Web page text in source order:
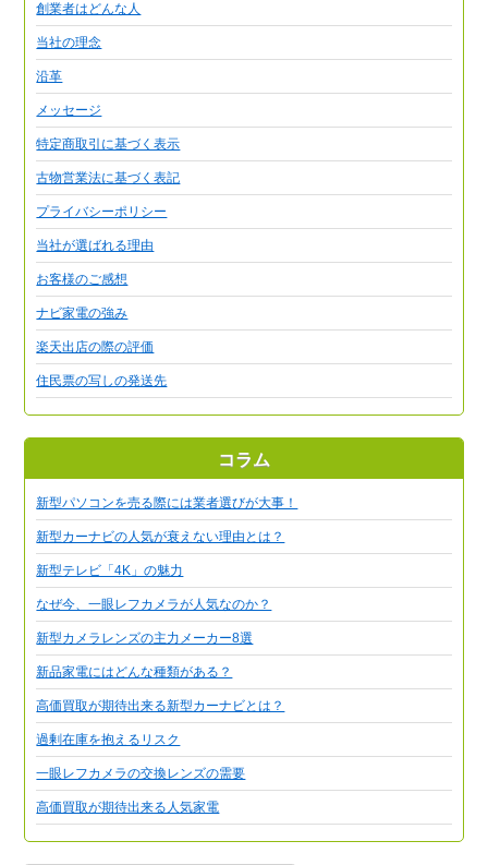
創業者はどんな人
当社の理念
沿革
メッセージ
特定商取引に基づく表示
古物営業法に基づく表記
プライバシーポリシー
当社が選ばれる理由
お客様のご感想
ナビ家電の強み
楽天出店の際の評価
住民票の写しの発送先
コラム
新型パソコンを売る際には業者選びが大事！
新型カーナビの人気が衰えない理由とは？
新型テレビ「4K」の魅力
なぜ今、一眼レフカメラが人気なのか？
新型カメラレンズの主力メーカー8選
新品家電にはどんな種類がある？
高価買取が期待出来る新型カーナビとは？
過剰在庫を抱えるリスク
一眼レフカメラの交換レンズの需要
高価買取が期待出来る人気家電